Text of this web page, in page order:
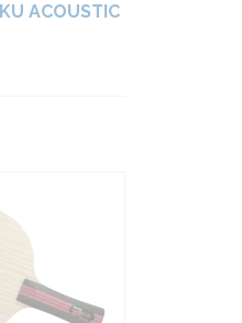
ACOUSTIC